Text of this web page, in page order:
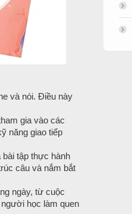
và nói. Điều này
gia vào các
năng giao tiếp
bài tập thực hành
câu và nắm bắt
ngày, từ cuộc
học làm quen